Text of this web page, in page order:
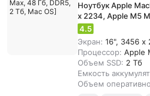
Ноутбук Apple
x 2234, Apple M5
DDR5, 2 Тб, Mac OS]
4.5
Экран: 16", 3456 x
Процессор: Apple
Объем SSD: 2 Тб
Емкость
Объем